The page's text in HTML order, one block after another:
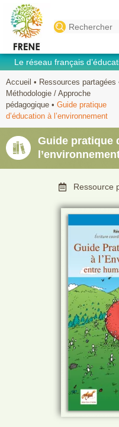
Search
for:
Le réseau français
Accueil • Ressources partagées
Méthodologie / Approche
pédagogique • Guide pratique
d’éducation à l’environnement
Guide pratique
Ressource